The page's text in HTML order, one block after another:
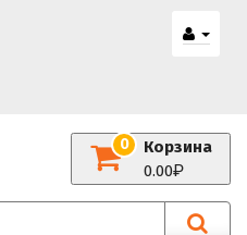
Корзина
0
0.00